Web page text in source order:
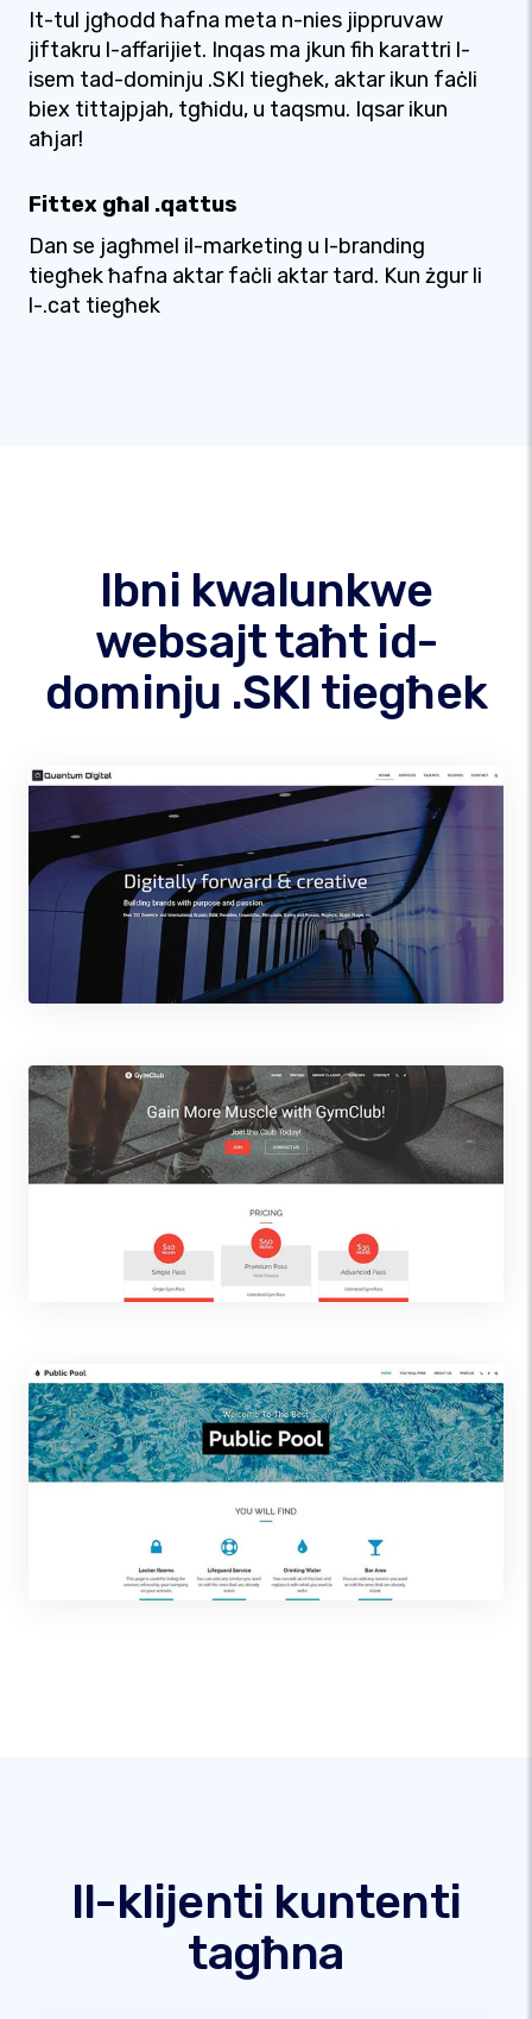
It-tul jgħodd ħafna meta n-nies jippruvaw
jiftakru l-affarijiet. Inqas ma jkun fih karattri l-
isem tad-dominju .SKI tiegħek, aktar ikun faċli
biex tittajpjah, tgħidu, u taqsmu. Iqsar ikun
aħjar!
Fittex għal .qattus
Dan se jagħmel il-marketing u l-branding
tiegħek ħafna aktar faċli aktar tard. Kun żgur li
l-.cat tiegħek
Ibni kwalunkwe
websajt taħt id-
dominju .SKI tiegħek
Il-klijenti kuntenti
tagħna